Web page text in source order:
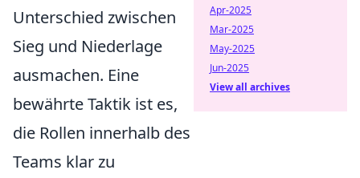
Unterschied zwischen
Sieg und Niederlage
ausmachen. Eine
bewährte Taktik ist es,
die Rollen innerhalb des
Teams klar zu
Apr-2025
Mar-2025
May-2025
Jun-2025
View all archives